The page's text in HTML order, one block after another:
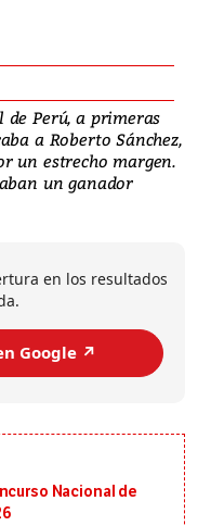
de Perú, a primeras
a Roberto Sánchez,
un estrecho margen.
un ganador
en los resultados
Google ↗️
Nacional de